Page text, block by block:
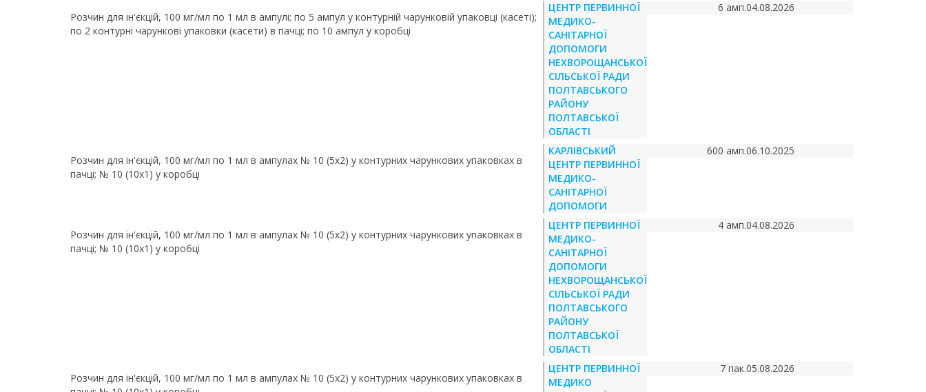
Розчин для ін'єкцій, 100 мг/мл по 1 мл в ампулі; по 5 ампул у контурній чарунковій упаковці (касеті);
по 2 контурні чарункові упаковки (касети) в пачці; по 10 ампул у коробці
ЦЕНТР ПЕРВИННОЇ
МЕДИКО-
САНІТАРНОЇ
ДОПОМОГИ
НЕХВОРОЩАНСЬКОЇ
СІЛЬСЬКОЇ РАДИ
ПОЛТАВСЬКОГО
РАЙОНУ
ПОЛТАВСЬКОЇ
ОБЛАСТІ
6 амп.04.08.2026
Розчин для ін'єкцій, 100 мг/мл по 1 мл в ампулах № 10 (5х2) у контурних чарункових упаковках в
пачці; № 10 (10х1) у коробці
КАРЛІВСЬКИЙ
ЦЕНТР ПЕРВИННОЇ
МЕДИКО-
САНІТАРНОЇ
ДОПОМОГИ
600 амп.06.10.2025
Розчин для ін'єкцій, 100 мг/мл по 1 мл в ампулах № 10 (5х2) у контурних чарункових упаковках в
пачці; № 10 (10х1) у коробці
ЦЕНТР ПЕРВИННОЇ
МЕДИКО-
САНІТАРНОЇ
ДОПОМОГИ
НЕХВОРОЩАНСЬКОЇ
СІЛЬСЬКОЇ РАДИ
ПОЛТАВСЬКОГО
РАЙОНУ
ПОЛТАВСЬКОЇ
ОБЛАСТІ
4 амп.04.08.2026
Розчин для ін'єкцій, 100 мг/мл по 1 мл в ампулах № 10 (5х2) у контурних чарункових упаковках в
ЦЕНТР ПЕРВИННОЇ
МЕДИКО
7 пак.05.08.2026